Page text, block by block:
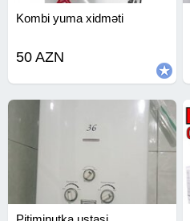
Kombi yuma xidməti
50 AZN